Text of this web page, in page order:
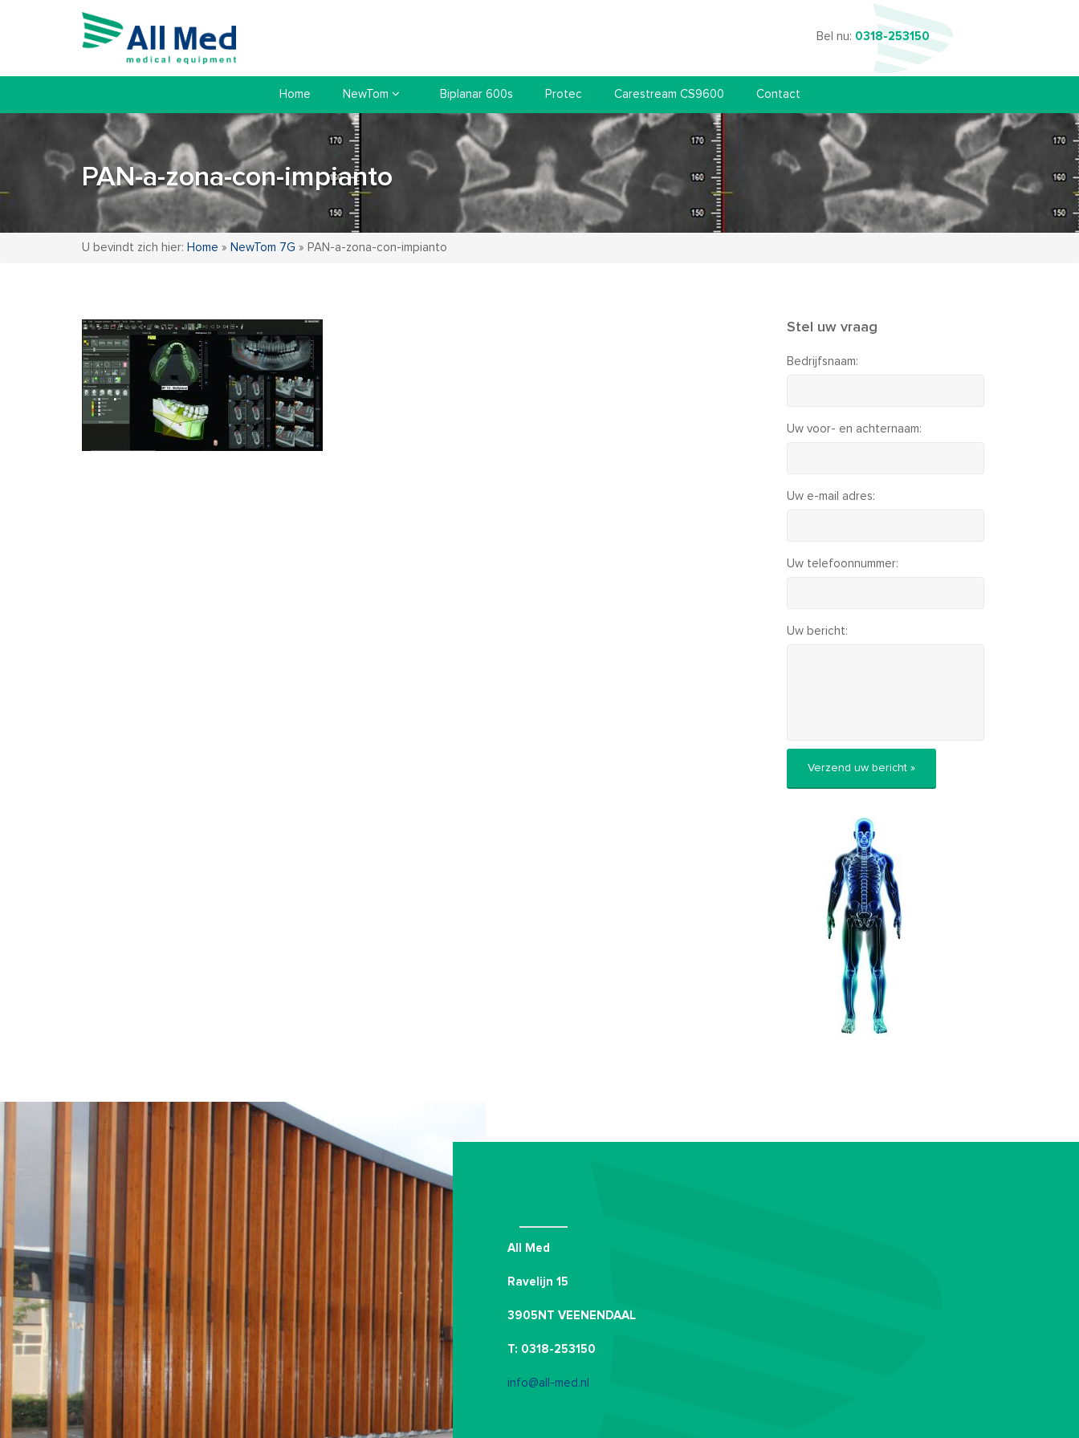
Bel nu: 0318-253150
Home NewTom Biplanar 600s Protec Carestream CS9600 Contact
PAN-a-zona-con-impianto
U bevindt zich hier: Home » NewTom 7G » PAN-a-zona-con-impianto
Stel uw vraag
Bedrijfsnaam:
Uw voor- en achternaam:
Uw e-mail adres:
Uw telefoonnummer:
Uw bericht:
All Med
Ravelijn 15
3905NT VEENENDAAL
T: 0318-253150
info@all-med.nl